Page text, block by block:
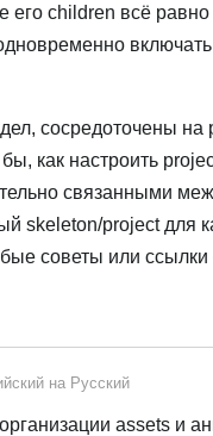
его children всё
сосредоточены
как настроить
связанными
skeleton/project для
советы или
на Русский
assets и